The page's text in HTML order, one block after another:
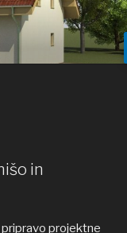
in
pripravo projektne